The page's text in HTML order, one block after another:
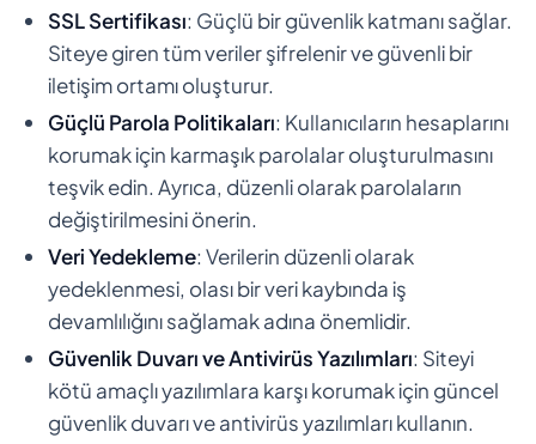
SSL Sertifikası: Güçlü bir güvenlik katmanı sağlar.
Siteye giren tüm veriler şifrelenir ve güvenli bir
iletişim ortamı oluşturur.
Güçlü Parola Politikaları: Kullanıcıların hesaplarını
korumak için karmaşık parolalar oluşturulmasını
teşvik edin. Ayrıca, düzenli olarak parolaların
değiştirilmesini önerin.
Veri Yedekleme: Verilerin düzenli olarak
yedeklenmesi, olası bir veri kaybında iş
devamlılığını sağlamak adına önemlidir.
Güvenlik Duvarı ve Antivirüs Yazılımları: Siteyi
kötü amaçlı yazılımlara karşı korumak için güncel
güvenlik duvarı ve antivirüs yazılımları kullanın.